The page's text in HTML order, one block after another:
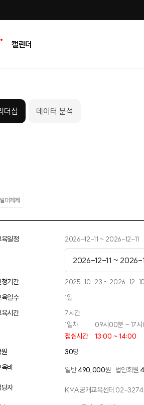
캘린더
더십 데이터 분석
대체제
육일정 2026-12-11 ~ 2026-12-11
2026-12-11 ~ 2026-
2026-04-15 ~
2026-10-06 ~
2026-12-11 ~ 2026-
청기간
2025-10-23 ~ 2026-12-
육일수
1일
육시간
7시간
1일차
09시00분 ~ 17
점심시간
13:00 ~ 14:00
30명
비
일반 490,000원 법인회원
당자
KMA공개교육센터 02-